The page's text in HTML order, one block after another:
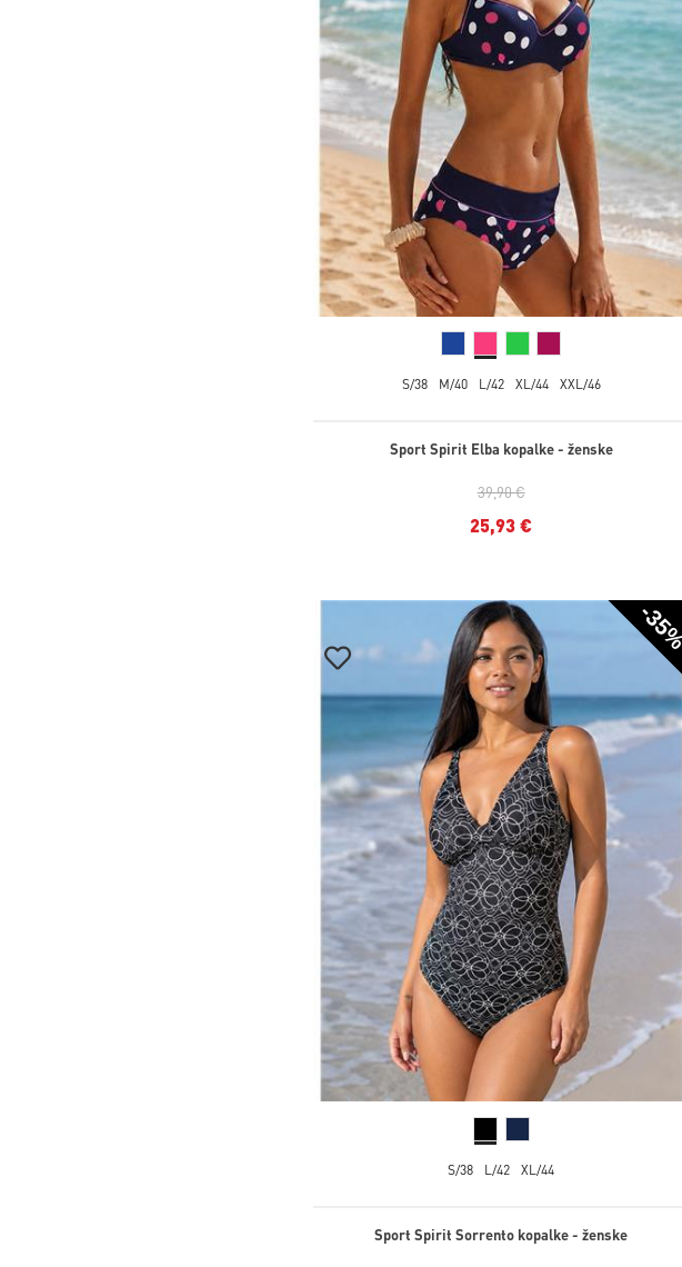
S/38 M/40 L/42 XL/44 XXL/46
Sport Spirit Elba kopalke - ženske
39,90 €
25,93 €
-
S/38 L/42 XL/44
Sport Spirit Sorrento kopalke - ženske